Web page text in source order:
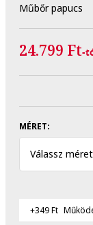
Műbőr papucs
24.799 Ft-
MÉRET:
Válassz
+349 Ft